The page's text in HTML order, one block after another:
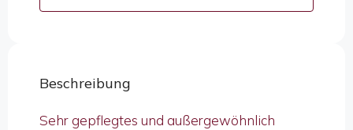
Beschreibung
Sehr gepflegtes und außergewöhnlich